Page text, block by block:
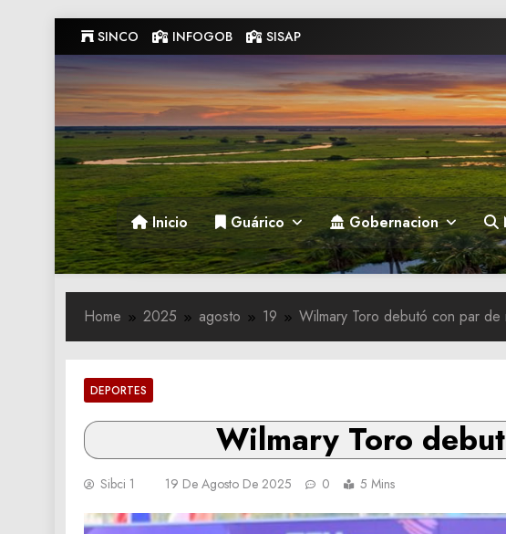
to
content
SINCO INFOGOB SISAP
Gobernacion de Guarico
Gobernacion de Guarico
Inicio Guárico Gobernacion
Home 2025 agosto 19 Wilmary Toro debutó con par de
DEPORTES
Wilmary Toro
Sibci 1 19 De Agosto De 2025 0 5 Mins